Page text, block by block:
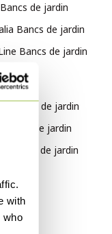
with
who
de jardin
Bancs de jardin
Bancs de jardin
Bancs de jardin
Bancs de jardin
Bancs de jardin